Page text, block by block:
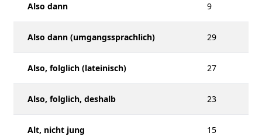
Also dann 9
Also dann (umgangssprachlich) 29
Also, folglich (lateinisch) 27
Also, folglich, deshalb 23
Alt, nicht jung 15